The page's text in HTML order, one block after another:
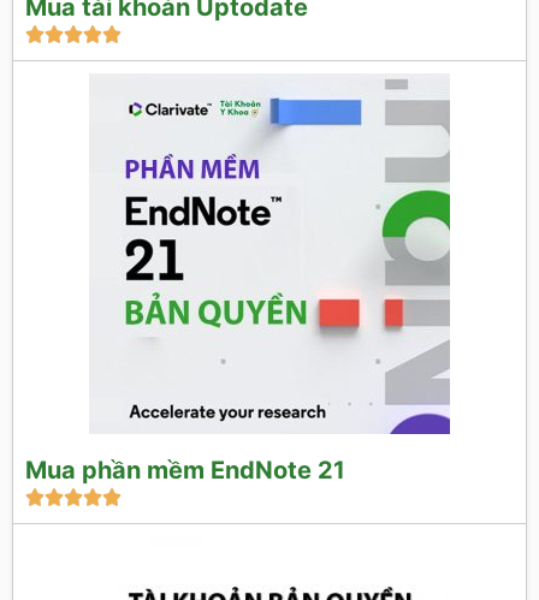
Mua tài khoản Uptodate

Mua phần mềm EndNote 21
